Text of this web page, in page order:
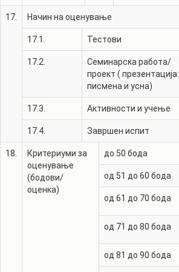
17. Начин на оценување
17.1. Тестови
17.2.
Семинарска работа/
проект ( презентација:
писмена и усна)
17.3. Активности и учење
17.4. Завршен испит
18.
Критериуми за
оценување
(бодови/
оценка)
до 50 бода
од 51 до 60 бода
од 61 до 70 бода
од 71 до 80 бода
од 81 до 90 бода